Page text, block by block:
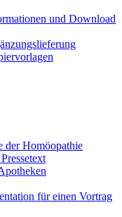
und Download
Homöopathie
für einen Vortrag